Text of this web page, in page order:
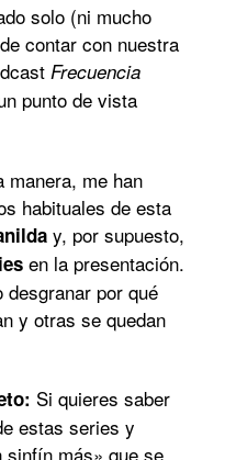
solo (ni mucho
contar con nuestra
Frecuencia
punto de vista
manera, me han
habituales de esta
y, por supuesto,
en la presentación.
desgranar por qué
y otras se quedan
Si quieres saber
estas series y
sinfín más» que se